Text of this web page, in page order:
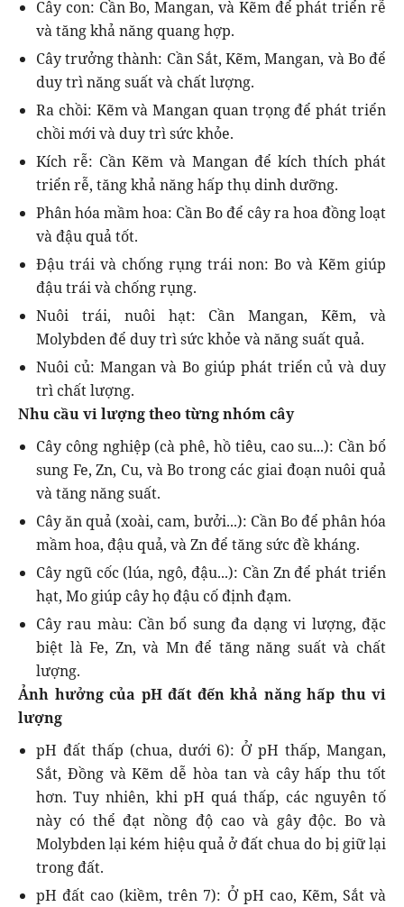
Cây con: Cần Bo, Mangan, và Kẽm để phát triển rễ
và tăng khả năng quang hợp.
Cây trưởng thành: Cần Sắt, Kẽm, Mangan, và Bo để
duy trì năng suất và chất lượng.
Ra chồi: Kẽm và Mangan quan trọng để phát triển
chồi mới và duy trì sức khỏe.
Kích rễ: Cần Kẽm và Mangan để kích thích phát
triển rễ, tăng khả năng hấp thụ dinh dưỡng.
Phân hóa mầm hoa: Cần Bo để cây ra hoa đồng loạt
và đậu quả tốt.
Đậu trái và chống rụng trái non: Bo và Kẽm giúp
đậu trái và chống rụng.
Nuôi trái, nuôi hạt: Cần Mangan, Kẽm, và
Molybden để duy trì sức khỏe và năng suất quả.
Nuôi củ: Mangan và Bo giúp phát triển củ và duy
trì chất lượng.
Nhu cầu vi lượng theo từng nhóm cây
Cây công nghiệp (cà phê, hồ tiêu, cao su...): Cần bổ
sung Fe, Zn, Cu, và Bo trong các giai đoạn nuôi quả
và tăng năng suất.
Cây ăn quả (xoài, cam, bưởi...): Cần Bo để phân hóa
mầm hoa, đậu quả, và Zn để tăng sức đề kháng.
Cây ngũ cốc (lúa, ngô, đậu...): Cần Zn để phát triển
hạt, Mo giúp cây họ đậu cố định đạm.
Cây rau màu: Cần bổ sung đa dạng vi lượng, đặc
biệt là Fe, Zn, và Mn để tăng năng suất và chất
lượng.
Ảnh hưởng của pH đất đến khả năng hấp thu vi
lượng
pH đất thấp (chua, dưới 6): Ở pH thấp, Mangan,
Sắt, Đồng và Kẽm dễ hòa tan và cây hấp thu tốt
hơn. Tuy nhiên, khi pH quá thấp, các nguyên tố
này có thể đạt nồng độ cao và gây độc. Bo và
Molybden lại kém hiệu quả ở đất chua do bị giữ lại
trong đất.
pH đất cao (kiềm, trên 7): Ở pH cao, Kẽm, Sắt và